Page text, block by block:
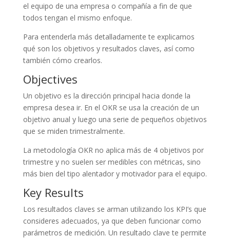
el equipo de una empresa o compañía a fin de que
todos tengan el mismo enfoque.
Para entenderla más detalladamente te explicamos
qué son los objetivos y resultados claves, así como
también cómo crearlos.
Objectives
Un objetivo es la dirección principal hacia donde la
empresa desea ir. En el OKR se usa la creación de un
objetivo anual y luego una serie de pequeños objetivos
que se miden trimestralmente.
La metodología OKR no aplica más de 4 objetivos por
trimestre y no suelen ser medibles con métricas, sino
más bien del tipo alentador y motivador para el equipo.
Key Results
Los resultados claves se arman utilizando los KPI’s que
consideres adecuados, ya que deben funcionar como
parámetros de medición. Un resultado clave te permite